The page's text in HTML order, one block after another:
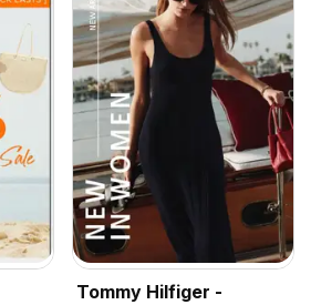
Tommy Hilfiger -